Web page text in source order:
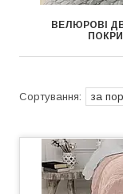
ВЕЛЮРОВІ